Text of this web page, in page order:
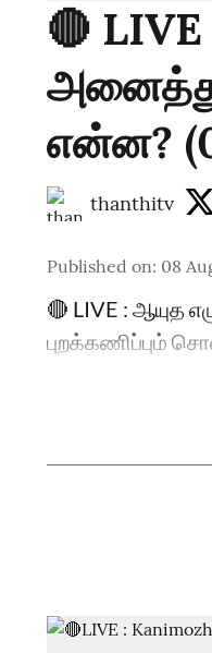
🔴
என்ன?
thanthitv
Published on: 08
🔴 LIVE : ஆயுத
புறக்கணிப்பும்